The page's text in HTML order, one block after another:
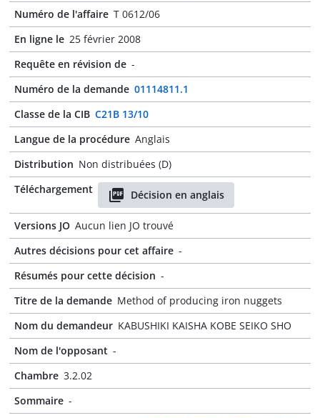
Numéro de l'affaire T 0612/06
En ligne le 25 février 2008
Requête en révision de -
Numéro de la demande 01114811.1
Classe de la CIB C21B 13/10
Langue de la procédure Anglais
Distribution Non distribuées (D)
Téléchargement
Décision en anglais
Versions JO Aucun lien JO trouvé
Autres décisions pour cet affaire -
Résumés pour cette décision -
Titre de la demande Method of producing iron nuggets
Nom du demandeur KABUSHIKI KAISHA KOBE SEIKO SHO
Nom de l'opposant -
Chambre 3.2.02
Sommaire -